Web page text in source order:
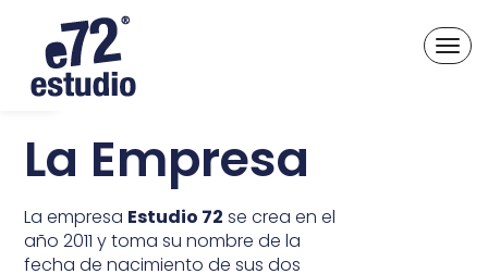
Abrir barra de herramientas
La Empresa
La empresa Estudio 72 se crea en el
año 2011 y toma su nombre de la
fecha de nacimiento de sus dos